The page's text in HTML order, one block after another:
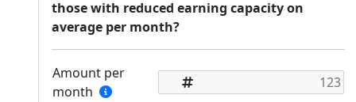
those with reduced earning capacity on
average per month?
Amount per
month